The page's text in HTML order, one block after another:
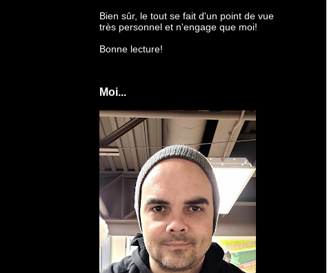
Bien sûr, le tout se fait d'un point de vue
très personnel et n'engage que moi!
Bonne lecture!
Moi...